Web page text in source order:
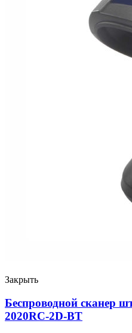
Закрыть
Беспроводной сканер
2020RC-2D-BT